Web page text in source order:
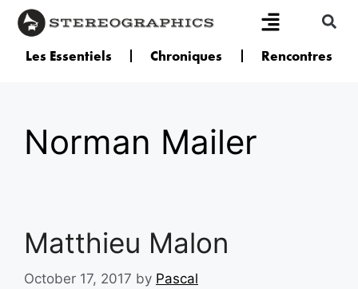
Les Essentiels Chroniques Rencontres
Norman Mailer
Matthieu Malon
October 17, 2017 by Pascal